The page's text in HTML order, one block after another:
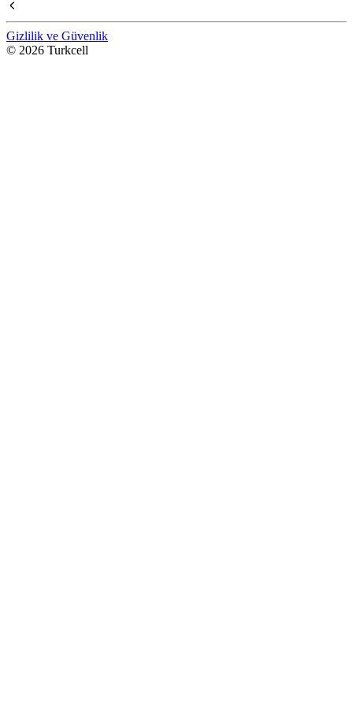
Gizlilik ve Güvenlik
© 2026 Turkcell